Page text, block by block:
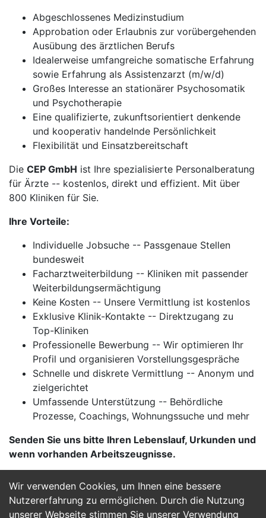
Wir verwenden Cookies, um Ihnen eine bessere
Nutzererfahrung zu ermöglichen. Durch die Nutzung
unserer Webseite stimmen Sie unserer Verwendung
Abgeschlossenes Medizinstudium
Approbation oder Erlaubnis zur vorübergehenden
Ausübung des ärztlichen Berufs
Idealerweise umfangreiche somatische Erfahrung
sowie Erfahrung als Assistenzarzt (m/w/d)
Großes Interesse an stationärer Psychosomatik
und Psychotherapie
Eine qualifizierte, zukunftsorientiert denkende
und kooperativ handelnde Persönlichkeit
Flexibilität und Einsatzbereitschaft
Die CEP GmbH ist Ihre spezialisierte Personalberatung
für Ärzte -- kostenlos, direkt und effizient. Mit über
800 Kliniken für Sie.
Ihre Vorteile:
Individuelle Jobsuche -- Passgenaue Stellen
bundesweit
Facharztweiterbildung -- Kliniken mit passender
Weiterbildungsermächtigung
Keine Kosten -- Unsere Vermittlung ist kostenlos
Exklusive Klinik-Kontakte -- Direktzugang zu
Top-Kliniken
Professionelle Bewerbung -- Wir optimieren Ihr
Profil und organisieren Vorstellungsgespräche
Schnelle und diskrete Vermittlung -- Anonym und
zielgerichtet
Umfassende Unterstützung -- Behördliche
Prozesse, Coachings, Wohnungssuche und mehr
Senden Sie uns bitte Ihren Lebenslauf, Urkunden und
wenn vorhanden Arbeitszeugnisse.
Jetzt Bewerben